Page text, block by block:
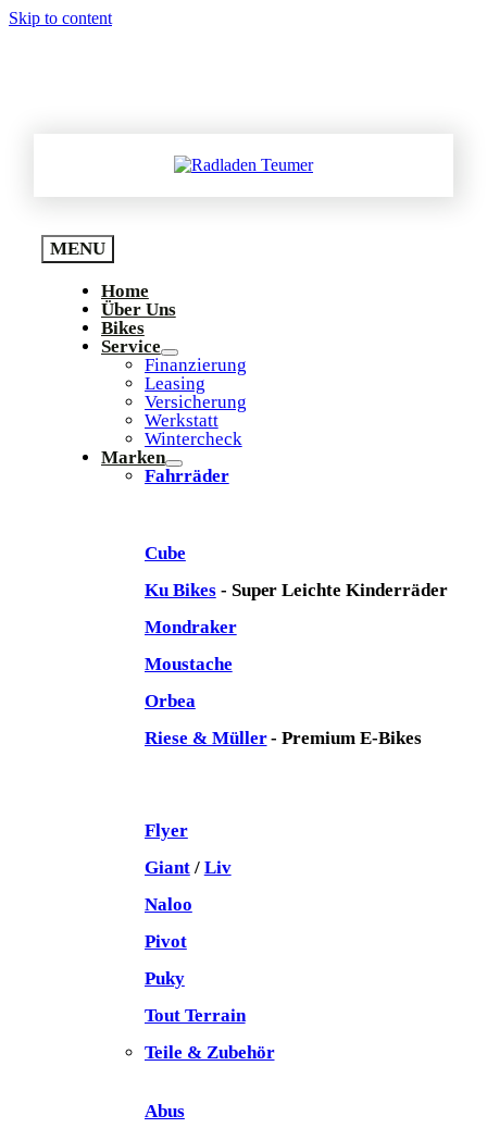
Skip to content
MENU
Home
Über Uns
Bikes
Service
Finanzierung
Leasing
Versicherung
Werkstatt
Wintercheck
Marken
Fahrräder
Cube
Ku Bikes- Super Leichte Kinderräder
Mondraker
Moustache
Orbea
Riese & Müller- Premium E-Bikes
Flyer
Giant/ Liv
Naloo
Pivot
Puky
Tout Terrain
Teile & Zubehör
Abus